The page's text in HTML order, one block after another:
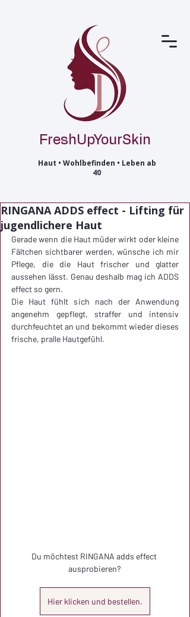
FreshUpYourSkin
Haut • Wohlbefinden • Leben ab
40
RINGANA ADDS effect - Lifting für
jugendlichere Haut
Gerade wenn die Haut müder wirkt oder kleine
Fältchen sichtbarer werden, wünsche ich mir
Pflege, die die Haut frischer und glatter
aussehen lässt. Genau deshalb mag ich ADDS
effect so gern.
Die Haut fühlt sich nach der Anwendung
angenehm gepflegt, straffer und intensiv
durchfeuchtet an und bekommt wieder dieses
frische, pralle Hautgefühl.
Du möchtest RINGANA adds effect
ausprobieren?
Hier klicken und bestellen.